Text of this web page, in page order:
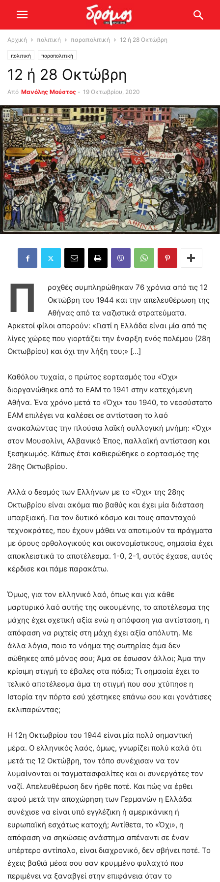
Αρχική πολιτική παραπολιτική 12 ή 28 Οκτώβρη
πολιτική παραπολιτική
12 ή 28 Οκτώβρη
Από Μανόλης Μούστος - 19 Οκτωβρίου, 2020
Π
ροχθές συμπληρώθηκαν 76 χρόνια από τις 12
Οκτώβρη του 1944 και την απελευθέρωση της
Αθήνας από τα ναζιστικά στρατεύματα.
Αρκετοί φίλοι απορούν: «Γιατί η Ελλάδα είναι μία από τις
λίγες χώρες που γιορτάζει την έναρξη ενός πολέμου (28η
Οκτωβρίου) και όχι την λήξη του;» […]
Καθόλου τυχαία, ο πρώτος εορτασμός του «Όχι»
διοργανώθηκε από το ΕΑΜ το 1941 στην κατεχόμενη
Αθήνα. Ένα χρόνο μετά το «Όχι» του 1940, το νεοσύστατο
ΕΑΜ επιλέγει να καλέσει σε αντίσταση το λαό
ανακαλώντας την πλούσια λαϊκή συλλογική μνήμη: «Όχι»
στον Μουσολίνι, Αλβανικό Έπος, παλλαϊκή αντίσταση και
ξεσηκωμός. Κάπως έτσι καθιερώθηκε ο εορτασμός της
28ης Οκτωβρίου.
Αλλά ο δεσμός των Ελλήνων με το «Όχι» της 28ης
Οκτωβρίου είναι ακόμα πιο βαθύς και έχει μία διάσταση
υπαρξιακή. Για τον δυτικό κόσμο και τους απανταχού
τεχνοκράτες, που έχουν μάθει να αποτιμούν τα πράγματα
με όρους ορθολογικούς και οικονομίστικους, σημασία έχει
αποκλειστικά το αποτέλεσμα. 1-0, 2-1, αυτός έχασε, αυτός
κέρδισε και πάμε παρακάτω.
Όμως, για τον ελληνικό λαό, όπως και για κάθε
μαρτυρικό λαό αυτής της οικουμένης, το αποτέλεσμα της
μάχης έχει σχετική αξία ενώ η απόφαση για αντίσταση, η
απόφαση να ριχτείς στη μάχη έχει αξία απόλυτη. Με
άλλα λόγια, ποιo το νόημα της σωτηρίας άμα δεν
σώθηκες από μόνος σου; Άμα σε έσωσαν άλλοι; Άμα την
κρίσιμη στιγμή το έβαλες στα πόδια; Τι σημασία έχει το
τελικό αποτέλεσμα άμα τη στιγμή που σου χτύπησε η
Ιστορία την πόρτα εσύ χέστηκες επάνω σου και γονάτισες
εκλιπαρώντας;
Η 12η Οκτωβρίου του 1944 είναι μία πολύ σημαντική
μέρα. Ο ελληνικός λαός, όμως, γνωρίζει πολύ καλά ότι
μετά τις 12 Οκτώβρη, τον τόπο συνέχισαν να τον
λυμαίνονται οι ταγματασφαλίτες και οι συνεργάτες τον
ναζί. Απελευθέρωση δεν ήρθε ποτέ. Και πώς να έρθει
αφού μετά την αποχώρηση των Γερμανών η Ελλάδα
συνέχισε να είναι υπό εγγλέζικη ή αμερικάνικη ή
ευρωπαϊκή εσχάτως κατοχή; Αντίθετα, το «Όχι», η
απόφαση να σηκώσεις ανάστημα απέναντι σε έναν
υπέρτερο αντίπαλο, είναι διαχρονικό, δεν σβήνει ποτέ. Το
έχεις βαθιά μέσα σου σαν κρυμμένο φυλαχτό που
περιμένει να ξαναβγεί στην επιφάνεια όταν το